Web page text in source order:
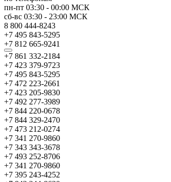
пн-пт 03:30 - 00:00 МСК
сб-вс 03:30 - 23:00 МСК
8 800 444-8243
+7 495 843-5295
+7 812 665-9241
+7 861 332-2184
+7 423 379-9723
+7 495 843-5295
+7 472 223-2661
+7 423 205-9830
+7 492 277-3989
+7 844 220-0678
+7 844 329-2470
+7 473 212-0274
+7 341 270-9860
+7 343 343-3678
+7 493 252-8706
+7 341 270-9860
+7 395 243-4252